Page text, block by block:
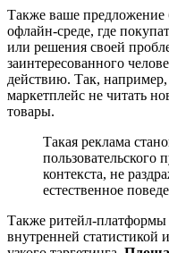
Также ваше предложение
офлайн-среде, где
или решения своей
заинтересованного
действию. Так, например,
маркетплейс не читать
товары.
Такая реклама
пользовательского
контекста, не
естественное
Также ритейл-платформы
внутренней статистикой